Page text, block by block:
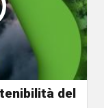
del